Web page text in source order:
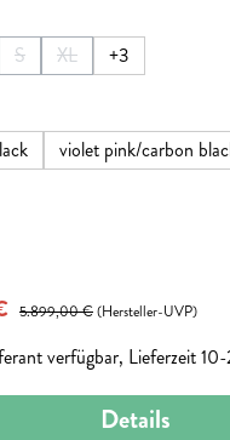
die immer vorne mit
können, gerecht. Win Every
können ohne
ist zurzeit nicht verfügbar.)
S
(Diese Option ist zurzeit nicht
XL
(Diese Option ist zurzeit
+3
violet pink/carbon
Regulärer Preis:
5.899,00 €(Hersteller-UVP)
verfügbar, Lieferzeit
Details